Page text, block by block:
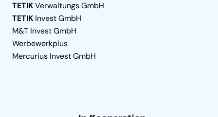
TETIKVerwaltungs GmbH
TETIK Invest GmbH
M&T Invest GmbH
Werbewerkplus
Mercurius Invest GmbH